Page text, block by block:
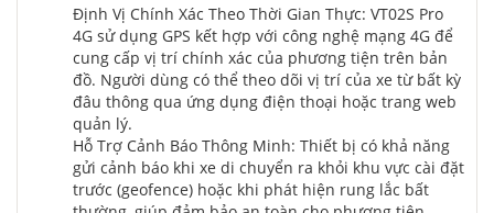
Định Vị Chính Xác Theo Thời Gian Thực: VT02S Pro
4G sử dụng GPS kết hợp với công nghệ mạng 4G để
cung cấp vị trí chính xác của phương tiện trên bản
đồ. Người dùng có thể theo dõi vị trí của xe từ bất kỳ
đâu thông qua ứng dụng điện thoại hoặc trang web
quản lý.
Hỗ Trợ Cảnh Báo Thông Minh: Thiết bị có khả năng
gửi cảnh báo khi xe di chuyển ra khỏi khu vực cài đặt
trước (geofence) hoặc khi phát hiện rung lắc bất